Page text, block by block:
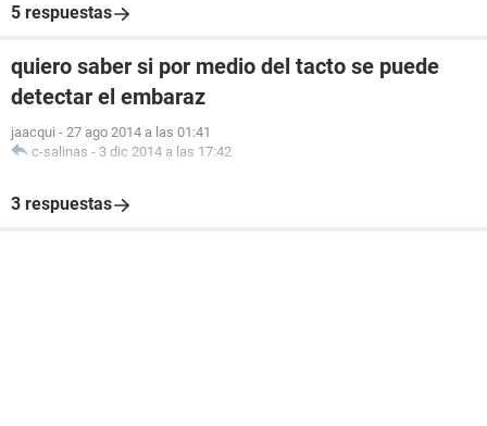
5 respuestas
quiero saber si por medio del tacto se puede
detectar el embaraz
jaacqui - 27 ago 2014 a las 01:41
c-salinas - 3 dic 2014 a las 17:42
3 respuestas